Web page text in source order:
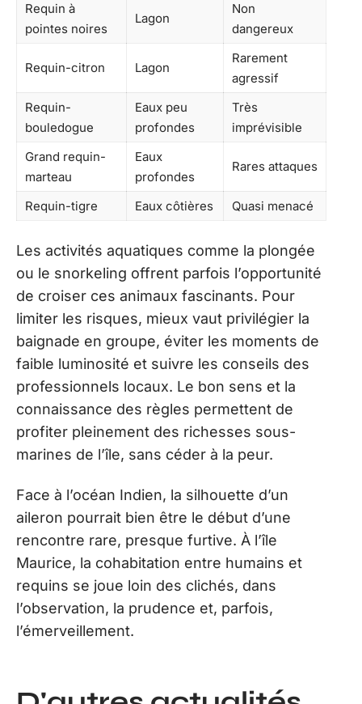
Requin à
pointes noires
Lagon
Non
dangereux
Requin-citron Lagon
Rarement
agressif
Requin-
bouledogue
Eaux peu
profondes
Très
imprévisible
Grand requin-
marteau
Eaux
profondes
Rares attaques
Requin-tigre Eaux côtières Quasi menacé
Les activités aquatiques comme la plongée
ou le snorkeling offrent parfois l’opportunité
de croiser ces animaux fascinants. Pour
limiter les risques, mieux vaut privilégier la
baignade en groupe, éviter les moments de
faible luminosité et suivre les conseils des
professionnels locaux. Le bon sens et la
connaissance des règles permettent de
profiter pleinement des richesses sous-
marines de l’île, sans céder à la peur.
Face à l’océan Indien, la silhouette d’un
aileron pourrait bien être le début d’une
rencontre rare, presque furtive. À l’île
Maurice, la cohabitation entre humains et
requins se joue loin des clichés, dans
l’observation, la prudence et, parfois,
l’émerveillement.